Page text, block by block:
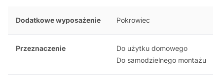
Dodatkowe wyposażenie Pokrowiec
Przeznaczenie
Do użytku domowego
Do samodzielnego montażu